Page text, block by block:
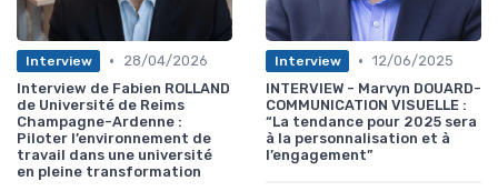
Interview •
28/04/2026
Interview de Fabien ROLLAND
de Université de Reims
Champagne-Ardenne :
Piloter l’environnement de
travail dans une université
en pleine transformation
Interview • 12/06/2025
INTERVIEW - Marvyn DOUARD-
COMMUNICATION VISUELLE :
“La tendance pour 2025 sera
à la personnalisation et à
l’engagement”